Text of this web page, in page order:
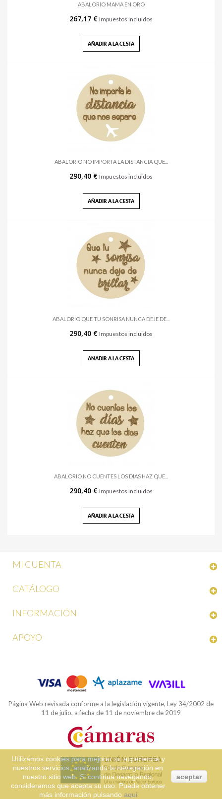
ABALORIO MAMA EN ORO
267,17 € Impuestos incluidos
AÑADIR A LA CESTA
ABALORIO NO IMPORTA LA DISTANCIA QUE...
290,40 € Impuestos incluidos
AÑADIR A LA CESTA
ABALORIO QUE TU SONRISA NUNCA DEJE DE...
290,40 € Impuestos incluidos
AÑADIR A LA CESTA
ABALORIO NO CUENTES LOS DIAS HAZ QUE...
290,40 € Impuestos incluidos
AÑADIR A LA CESTA
MI CUENTA
CATÁLOGO
INFORMACIÓN
APOYO
Utilizamos cookies para mejorar su experiencia y
nuestros servicios, analizando la navegación en
nuestro sitio web. Si continua navegando,
consideramos que acepta su uso. Puede obtener
más información pulsando aqui
aceptar
Página Web revisada conforme a la legislación vigente, Ley 34/2002 de
11 de julio, a fecha de 11 de noviembre de 2019